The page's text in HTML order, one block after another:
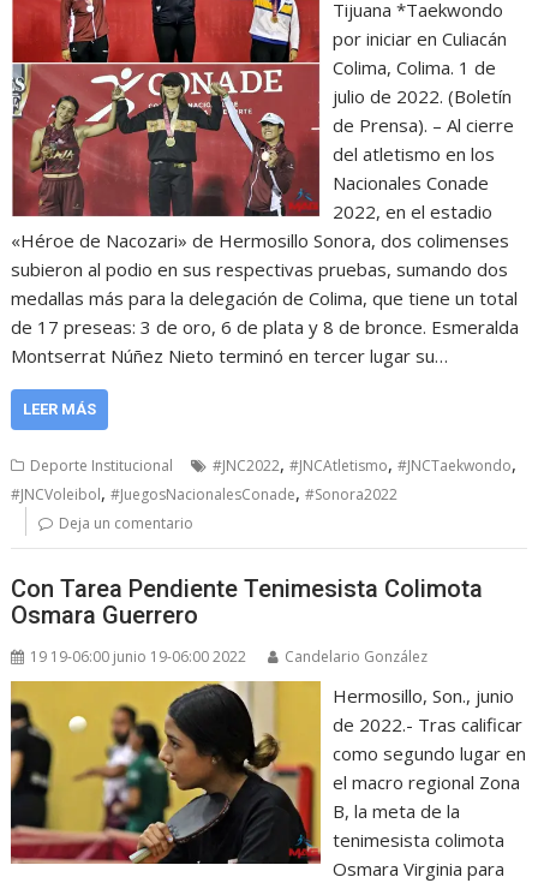
Tijuana *Taekwondo
por iniciar en Culiacán
Colima, Colima. 1 de
julio de 2022. (Boletín
de Prensa). – Al cierre
del atletismo en los
Nacionales Conade
2022, en el estadio
«Héroe de Nacozari» de Hermosillo Sonora, dos colimenses
subieron al podio en sus respectivas pruebas, sumando dos
medallas más para la delegación de Colima, que tiene un total
de 17 preseas: 3 de oro, 6 de plata y 8 de bronce. Esmeralda
Montserrat Núñez Nieto terminó en tercer lugar su…
LEER MÁS
Deporte Institucional #JNC2022,#JNCAtletismo,#JNCTaekwondo,
#JNCVoleibol,#JuegosNacionalesConade,#Sonora2022
Deja un comentario
Con Tarea Pendiente Tenimesista Colimota
Osmara Guerrero
19 19-06:00 junio 19-06:00 2022 Candelario González
Hermosillo, Son., junio
de 2022.- Tras calificar
como segundo lugar en
el macro regional Zona
B, la meta de la
tenimesista colimota
Osmara Virginia para